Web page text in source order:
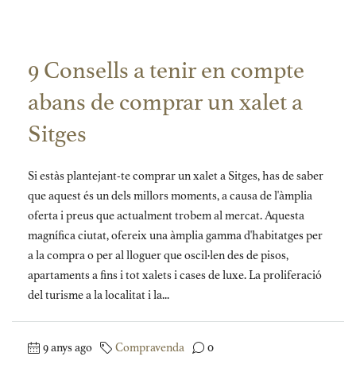
9 Consells a tenir en compte
abans de comprar un xalet a
Sitges
Si estàs plantejant-te comprar un xalet a Sitges, has de saber
que aquest és un dels millors moments, a causa de l'àmplia
oferta i preus que actualment trobem al mercat. Aquesta
magnífica ciutat, ofereix una àmplia gamma d'habitatges per
a la compra o per al lloguer que oscil·len des de pisos,
apartaments a fins i tot xalets i cases de luxe. La proliferació
del turisme a la localitat i la...
9 anys ago Compravenda 0